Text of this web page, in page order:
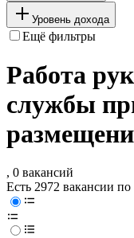
Уровень дохода
Ещё фильтры
Работа
службы
, 0 вакансий
Есть 2972 вакансии